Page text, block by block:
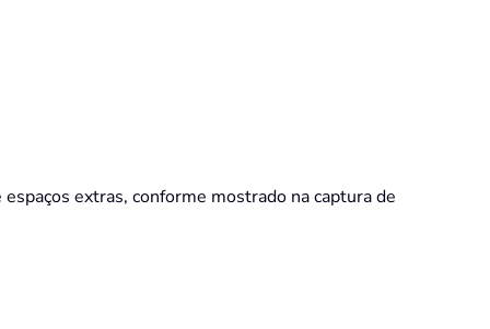
extras, conforme mostrado na captura de